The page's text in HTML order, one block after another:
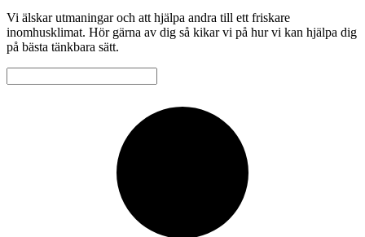
Vi älskar utmaningar och att hjälpa andra till ett friskare
inomhusklimat. Hör gärna av dig så kikar vi på hur vi kan hjälpa dig
på bästa tänkbara sätt.